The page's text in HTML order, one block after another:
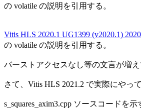
の volatile の説明を引用する。
Vitis HLS 2020.1 UG1399 (v2020.1)
の volatile の説明を引用する。
バーストアクセスなし等の文言が増え
さて、Vitis HLS 2021.2 で実際にやっ
s_squares_axim3.cpp ソースコードを